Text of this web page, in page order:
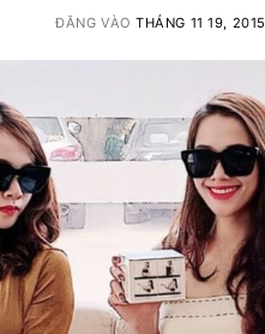
ĐĂNG VÀOTHÁNG 11 19, 2015